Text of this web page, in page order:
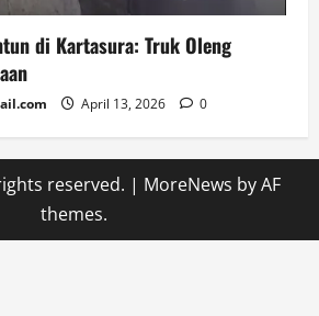
di Kartasura: Truk Oleng
April 13, 2026 0
reserved. | MoreNews by AF
themes.